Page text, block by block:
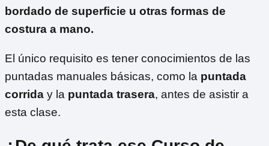
bordado de superficie u otras formas de
costura a mano.
El único requisito es tener conocimientos de las
puntadas manuales básicas, como la puntada
corrida y la puntada trasera, antes de asistir a
esta clase.